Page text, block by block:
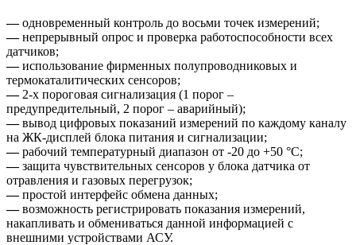
—одновременный контроль до восьми точек измерений;
—непрерывный опрос и проверка работоспособности всех
датчиков;
—использование фирменных полупроводниковых и
термокаталитических сенсоров;
—2-х пороговая сигнализация (1 порог –
предупредительный, 2 порог – аварийный);
—вывод цифровых показаний измерений по каждому каналу
на ЖК-дисплей блока питания и сигнализации;
—рабочий температурный диапазон от -20 до +50 °C;
—защита чувствительных сенсоров у блока датчика от
отравления и газовых перегрузок;
—простой интерфейс обмена данных;
—возможность регистрировать показания измерений,
накапливать и обмениваться данной информацией с
внешними устройствами АСУ.